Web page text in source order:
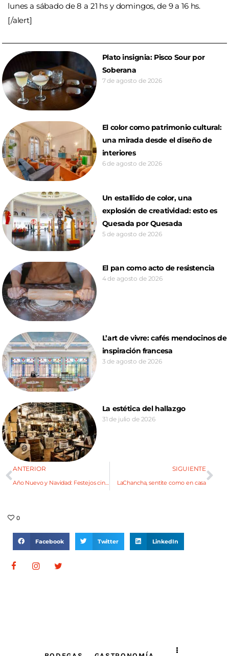
lunes a sábado de 8 a 21 hs y domingos, de 9 a 16 hs.
[/alert]
Plato insignia: Pisco Sour por
Soberana
7 de agosto de 2026
El color como patrimonio cultural:
una mirada desde el diseño de
interiores
6 de agosto de 2026
Un estallido de color, una
explosión de creatividad: esto es
Quesada por Quesada
5 de agosto de 2026
El pan como acto de resistencia
4 de agosto de 2026
L’art de vivre: cafés mendocinos de
inspiración francesa
3 de agosto de 2026
La estética del hallazgo
31 de julio de 2026
ANTERIOR
Año Nuevo y Navidad: Festejos cinco estrellas
SIGUIENTE
LaChancha, sentite como en casa
0
Facebook Twitter LinkedIn